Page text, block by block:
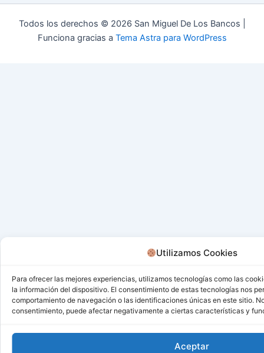
Utilizamos Cookies
Para ofrecer las mejores experiencias, utilizamos tecnologías como las
la información del dispositivo. El consentimiento de estas tecnologías nos
comportamiento de navegación o las identificaciones únicas en este sitio.
consentimiento, puede afectar negativamente a ciertas características y
Aceptar
Todos los derechos © 2026 San Miguel De Los Bancos |
Funciona gracias a Tema Astra para WordPress